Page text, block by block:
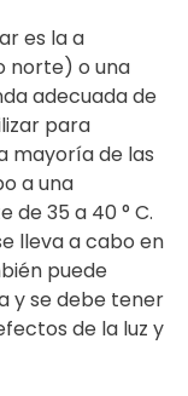
es la a
norte) o una
adecuada de
para
mayoría de las
a una
35 a 40 ° C.
lleva a cabo en
puede
y se debe tener
de la luz y